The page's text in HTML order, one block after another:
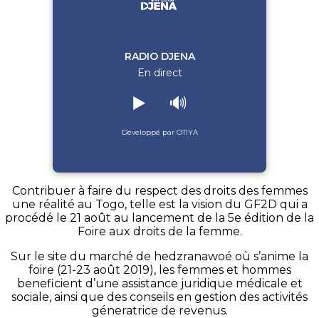
RADIO DJENA
En direct
▶️ 🔊
Développé par OTIYA
Contribuer à faire du respect des droits des femmes
une réalité au Togo, telle est la vision du GF2D qui a
procédé le 21 août au lancement de la 5e édition de la
Foire aux droits de la femme.
Sur le site du marché de hedzranawoé où s’anime la
foire (21-23 août 2019), les femmes et hommes
beneficient d’une assistance juridique médicale et
sociale, ainsi que des conseils en gestion des activités
géneratrice de revenus.